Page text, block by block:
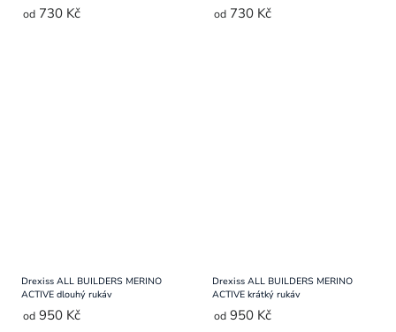
od 730 Kč od 730 Kč
Drexiss ALL BUILDERS MERINO
ACTIVE dlouhý rukáv
od 950 Kč
Drexiss ALL BUILDERS MERINO
ACTIVE krátký rukáv
od 950 Kč